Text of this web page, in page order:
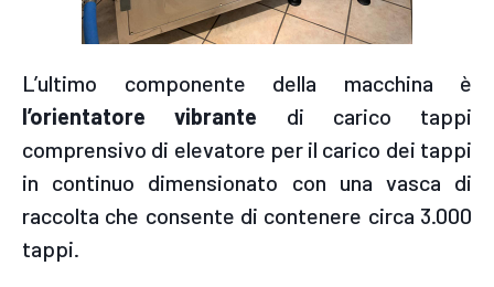
L’ultimo componente della macchina è
l’orientatore vibrante di carico tappi
comprensivo di elevatore per il carico dei tappi
in continuo dimensionato con una vasca di
raccolta che consente di contenere circa 3.000
tappi.